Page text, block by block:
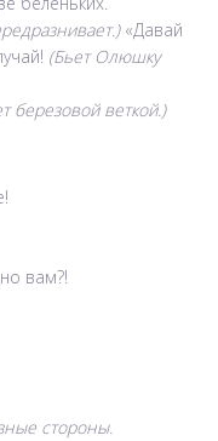
«Давай
(Бьет Олюшку
березовой веткой.)
вам?!
стороны.